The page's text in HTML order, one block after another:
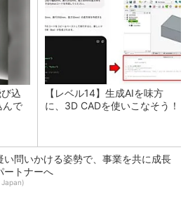
込
んで
【レベル14】生成AIを味方
に、3D CADを使いこなそう！
い問いかける姿勢で、事業を共に成長
ートナーへ
Japan)